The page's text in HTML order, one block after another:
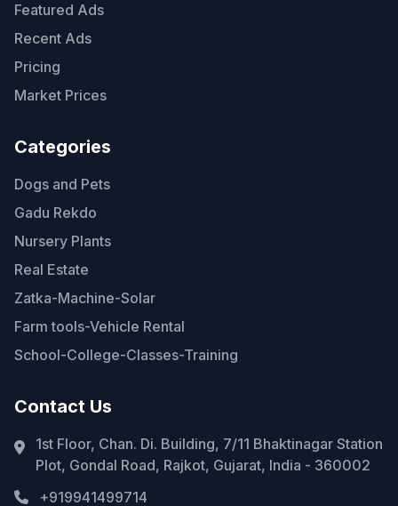
Featured Ads
Recent Ads
Pricing
Market Prices
Categories
Dogs and Pets
Gadu Rekdo
Nursery Plants
Real Estate
Zatka-Machine-Solar
Farm tools-Vehicle Rental
School-College-Classes-Training
Contact Us
1st Floor, Chan. Di. Building, 7/11 Bhaktinagar Station
Plot, Gondal Road, Rajkot, Gujarat, India - 360002
+919941499714